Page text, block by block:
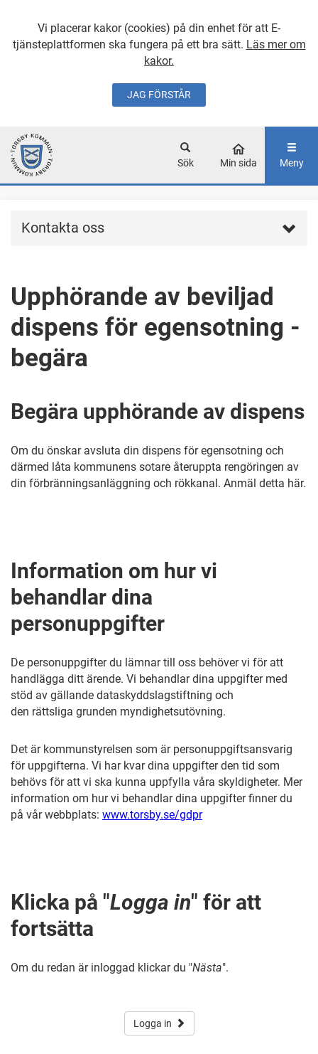
Vi placerar kakor (cookies) på din enhet för att E-
tjänsteplattformen ska fungera på ett bra sätt. Läs mer om
kakor.
JAG FÖRSTÅR
GÅ DIREKT TILL
Sök Min sida Meny
Kontakta oss
Upphörande av beviljad
dispens för egensotning -
begära
Begära upphörande av dispens
Om du önskar avsluta din dispens för egensotning och
därmed låta kommunens sotare återuppta rengöringen av
din förbränningsanläggning och rökkanal. Anmäl detta här.
Information om hur vi
behandlar dina
personuppgifter
De personuppgifter du lämnar till oss behöver vi för att
handlägga ditt ärende. Vi behandlar dina uppgifter med
stöd av gällande dataskyddslagstiftning och
den rättsliga grunden myndighetsutövning.
Det är kommunstyrelsen som är personuppgiftsansvarig
för uppgifterna. Vi har kvar dina uppgifter den tid som
behövs för att vi ska kunna uppfylla våra skyldigheter. Mer
information om hur vi behandlar dina uppgifter finner du
på vår webbplats: www.torsby.se/gdpr
Klicka på "Logga in" för att
fortsätta
Om du redan är inloggad klickar du "Nästa".
Logga in